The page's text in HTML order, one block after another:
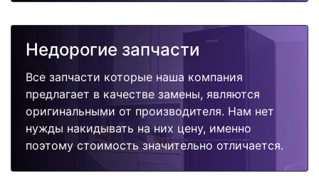
Недорогие запчасти
Все запчасти которые наша компания
предлагает в качестве замены, являются
оригинальными от производителя. Нам нет
нужды накидывать на них цену, именно
поэтому стоимость значительно отличается.